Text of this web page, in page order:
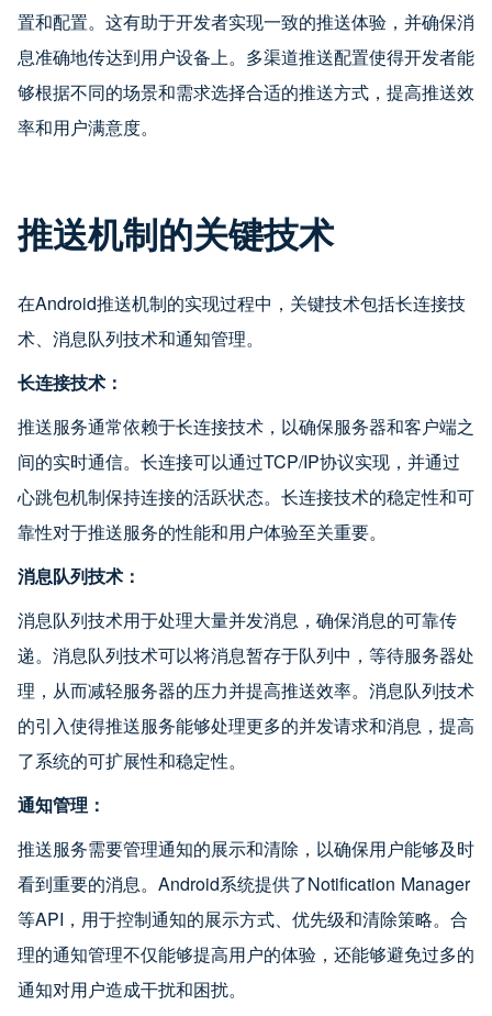
置和配置。这有助于开发者实现一致的推送体验，并确保消
息准确地传达到用户设备上。多渠道推送配置使得开发者能
够根据不同的场景和需求选择合适的推送方式，提高推送效
率和用户满意度。
推送机制的关键技术
在Android推送机制的实现过程中，关键技术包括长连接技
术、消息队列技术和通知管理。
长连接技术：
推送服务通常依赖于长连接技术，以确保服务器和客户端之
间的实时通信。长连接可以通过TCP/IP协议实现，并通过
心跳包机制保持连接的活跃状态。长连接技术的稳定性和可
靠性对于推送服务的性能和用户体验至关重要。
消息队列技术：
消息队列技术用于处理大量并发消息，确保消息的可靠传
递。消息队列技术可以将消息暂存于队列中，等待服务器处
理，从而减轻服务器的压力并提高推送效率。消息队列技术
的引入使得推送服务能够处理更多的并发请求和消息，提高
了系统的可扩展性和稳定性。
通知管理：
推送服务需要管理通知的展示和清除，以确保用户能够及时
看到重要的消息。Android系统提供了Notification Manager
等API，用于控制通知的展示方式、优先级和清除策略。合
理的通知管理不仅能够提高用户的体验，还能够避免过多的
通知对用户造成干扰和困扰。